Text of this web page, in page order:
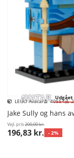
Udgået
LEGO Avatar 40554
Jake Sully og hans
Vejl. pris200,00 kr.
196,83 kr. - 2%